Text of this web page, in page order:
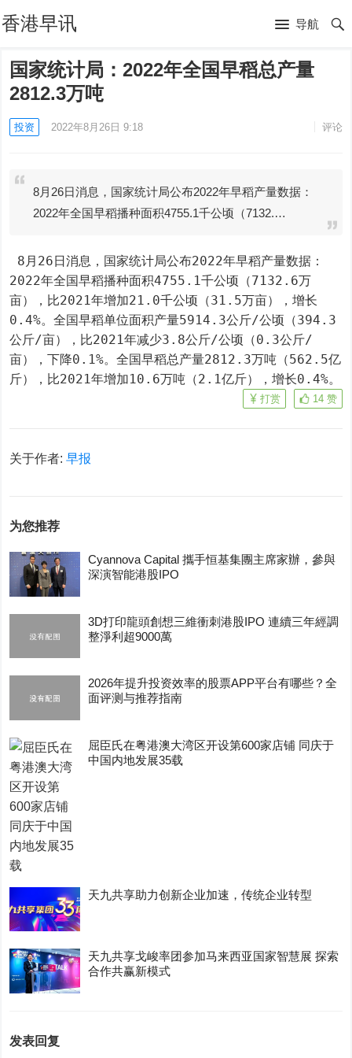
香港早讯 导航
国家统计局：2022年全国早稻总产量
2812.3万吨
投资 2022年8月26日 9:18 评论
8月26日消息，国家统计局公布2022年早稻产量数据：
2022年全国早稻播种面积4755.1千公顷（7132.…
2022年全国早稻播种面积4755.1千公顷（7132.6万
亩），比2021年增加21.0千公顷（31.5万亩），增长
0.4%。全国早稻单位面积产量5914.3公斤/公顷（394.3
公斤/亩），比2021年减少3.8公斤/公顷（0.3公斤/
亩），下降0.1%。全国早稻总产量2812.3万吨（562.5亿
斤），比2021年增加10.6万吨（2.1亿斤），增长0.4%。
14 赞
打赏
关于作者:早报
为您推荐
Cyannova Capital 攜手恒基集團主席家辦，參與
深演智能港股IPO
3D打印龍頭創想三維衝刺港股IPO 連續三年經調
整淨利超9000萬
2026年提升投资效率的股票APP平台有哪些？全
面评测与推荐指南
屈臣氏在粤港澳大湾区开设第600家店铺 同庆于
中国内地发展35载
天九共享助力创新企业加速，传统企业转型
天九共享戈峻率团参加马来西亚国家智慧展 探索
合作共赢新模式
发表回复